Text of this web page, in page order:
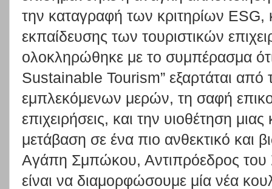
την καταγραφή των κριτηρίων ESG,
εκπαίδευσης των τουριστικών
ολοκληρώθηκε με το συμπέρασμα
Sustainable Tourism” εξαρτάται
εμπλεκόμενων μερών, τη σαφή
επιχειρήσεις, και την υιοθέτηση
μετάβαση σε ένα πιο ανθεκτικό και
Αγάπη Σμπώκου, Αντιπρόεδρος του
είναι να διαμορφώσουμε μία νέα